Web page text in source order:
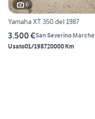
6
Yamaha XT 350 del 1987
3.500 €San Severino Marche
Usato01/198720000 Km